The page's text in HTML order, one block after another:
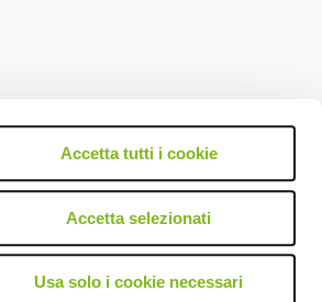
Accetta tutti i cookie
Accetta selezionati
Usa solo i cookie necessari